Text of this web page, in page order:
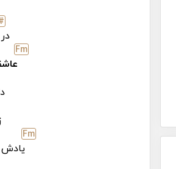
در
Fm
Fm
یادش